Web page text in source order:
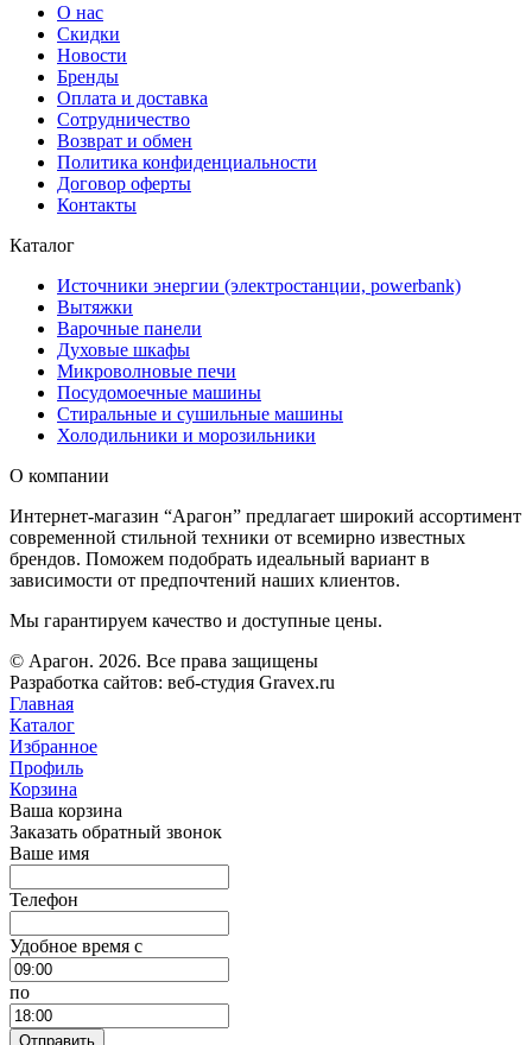
О нас
Скидки
Новости
Бренды
Оплата и доставка
Сотрудничество
Возврат и обмен
Политика конфиденциальности
Договор оферты
Контакты
Каталог
Источники энергии (электростанции, powerbank)
Вытяжки
Варочные панели
Духовые шкафы
Микроволновые печи
Посудомоечные машины
Стиральные и сушильные машины
Холодильники и морозильники
О компании
Интернет-магазин “Арагон” предлагает широкий ассортимент
современной стильной техники от всемирно известных
брендов. Поможем подобрать идеальный вариант в
зависимости от предпочтений наших клиентов.
Мы гарантируем качество и доступные цены.
© Арагон. 2026. Все права защищены
Разработка сайтов: веб-студия Gravex.ru
Главная
Каталог
Избранное
Профиль
Корзина
Ваша корзина
Заказать обратный звонок
Ваше имя
Телефон
Удобное время c
по
Отправить